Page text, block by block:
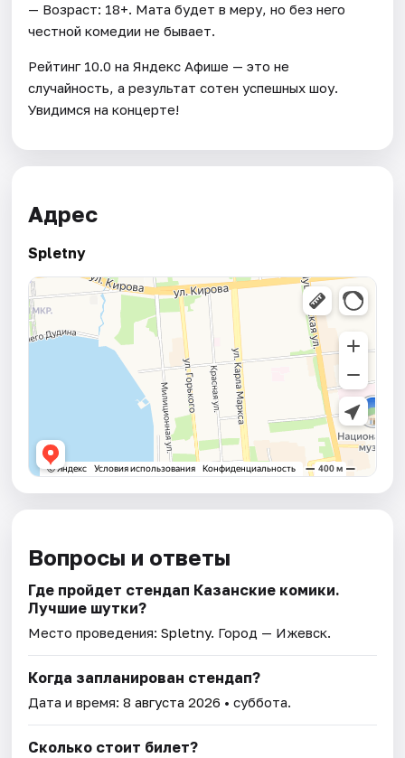
— Возраст: 18+. Мата будет в меру, но без него
честной комедии не бывает.
Рейтинг 10.0 на Яндекс Афише — это не
случайность, а результат сотен успешных шоу.
Увидимся на концерте!
Адрес
Spletny
Вопросы и ответы
Где пройдет стендап Казанские комики.
Лучшие шутки?
Место проведения:Spletny. Город — Ижевск.
Когда запланирован стендап?
Дата и время:8 августа 2026 • суббота.
Сколько стоит билет?